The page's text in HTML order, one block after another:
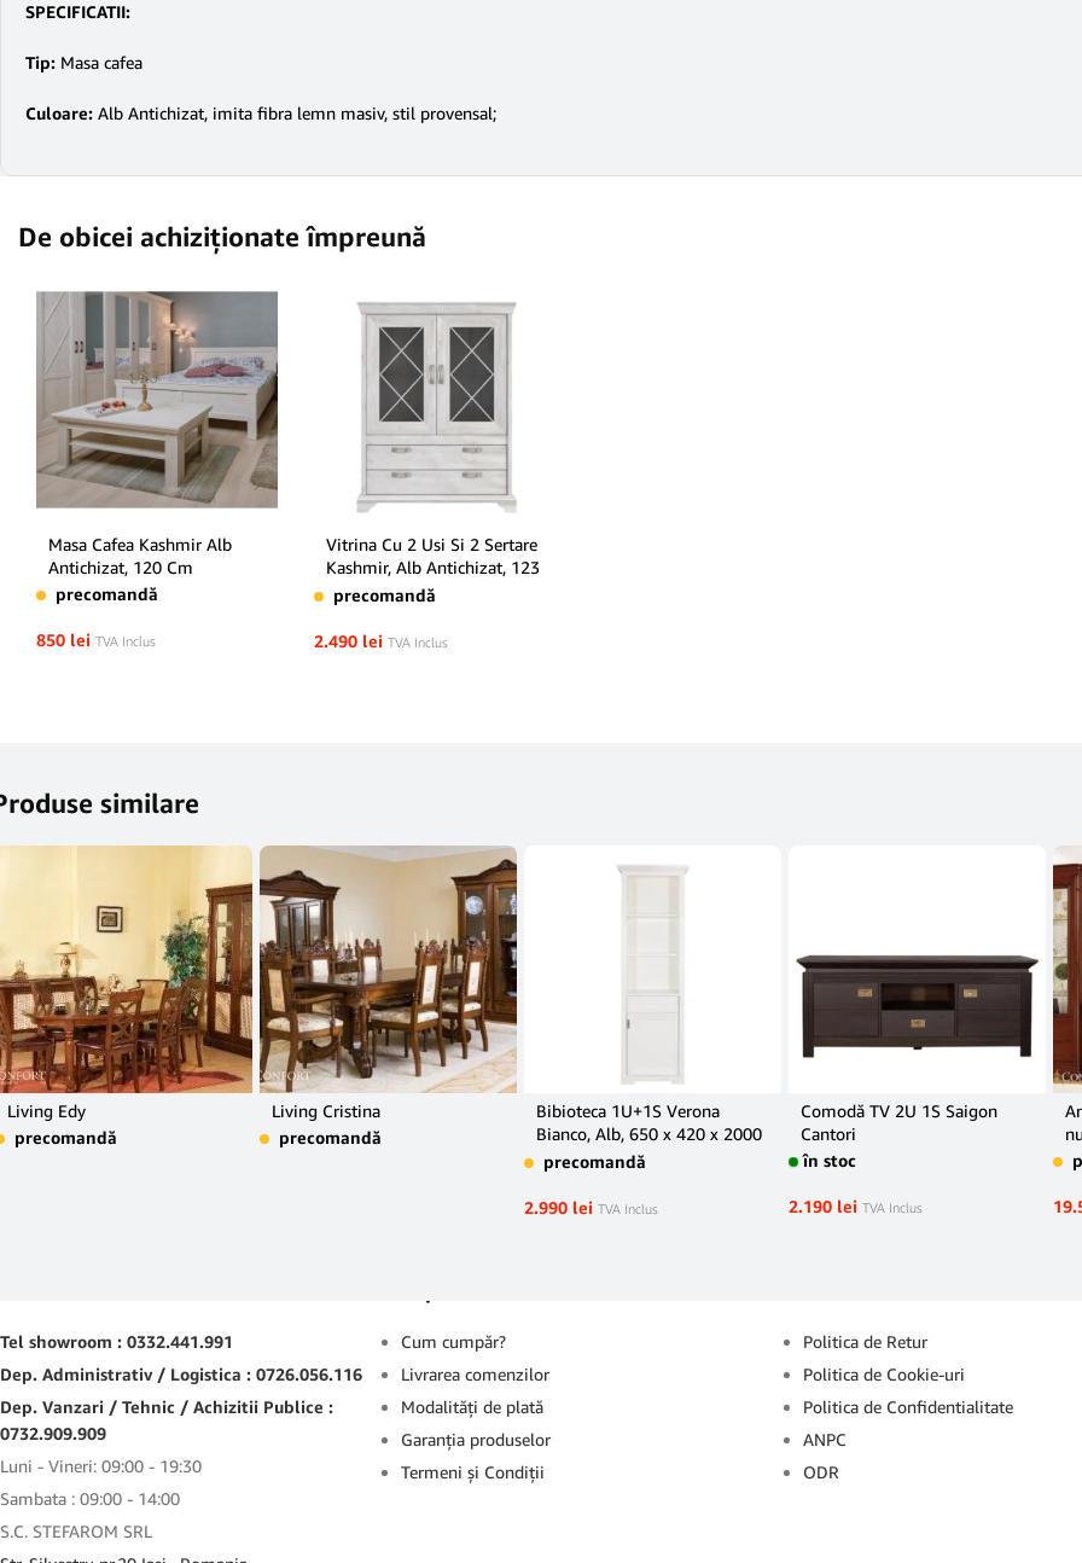
SPECIFICATII:
Tip: Masa cafea
Culoare: Alb Antichizat, imita fibra lemn masiv, stil provensal;
De obicei achiziționate împreună
Masa Cafea Kashmir Alb
Antichizat, 120 Cm
precomandă
850 lei TVA Inclus
Vitrina Cu 2 Usi Si 2 Sertare
Kashmir, Alb Antichizat, 123
Cm
precomandă
2.490 lei TVA Inclus
similare
Living Edy
precomandă
Living Cristina
precomandă
Bibioteca 1U+1S Verona
Bianco, Alb, 650 x 420 x 2000
mm.
precomandă
2.990 lei TVA Inclus
Comodă TV 2U 1S Saigon
Cantori
în stoc
2.190 lei TVA Inclus
Tel showroom : 0332.441.991
Dep. Administrativ / Logistica : 0726.056.116
Dep. Vanzari / Tehnic / Achizitii Publice :
0732.909.909
Luni - Vineri: 09:00 - 19:30
Sambata : 09:00 - 14:00
S.C. STEFAROM SRL
Cum cumpăr?
Livrarea comenzilor
Modalităţi de plată
Garanţia produselor
Termeni şi Condiţii
Politica de Retur
Politica de Cookie-uri
Politica de Confidentialitate
ANPC
ODR